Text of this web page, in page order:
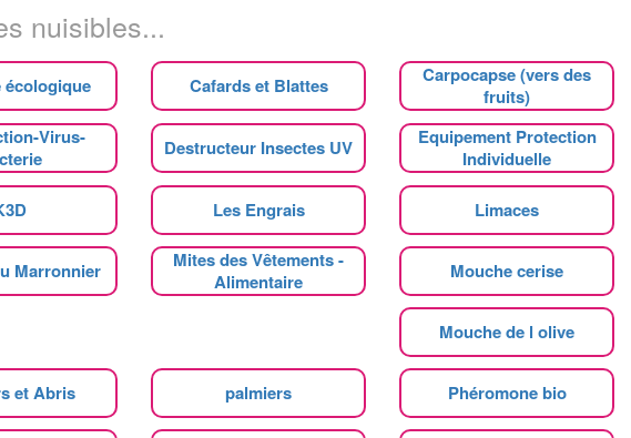
nuisibles...
Cafards et Blattes
Carpocapse (vers des
fruits)
Virus-
Destructeur Insectes UV
Equipement Protection
Individuelle
Les Engrais Limaces
Marronnier
Mites des Vêtements -
Alimentaire
Mouche cerise
Mouche de l olive
et Abris palmiers Phéromone bio